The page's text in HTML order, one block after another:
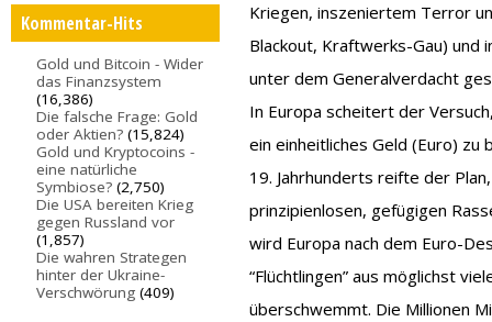
Kommentar-Hits
Gold und Bitcoin - Wider
das Finanzsystem
(16,386)
Die falsche Frage: Gold
oder Aktien? (15,824)
Gold und Kryptocoins -
eine natürliche
Symbiose? (2,750)
Die USA bereiten Krieg
gegen Russland vor
(1,857)
Die wahren Strategen
hinter der Ukraine-
Verschwörung (409)
Kriegen, inszeniertem Terror
Blackout, Kraftwerks-Gau) und
unter dem Generalverdacht
In Europa scheitert der
ein einheitliches Geld (Euro) zu
19. Jahrhunderts reifte der
prinzipienlosen, gefügigen
wird Europa nach dem Euro-
“Flüchtlingen” aus möglichst
überschwemmt. Die Millionen